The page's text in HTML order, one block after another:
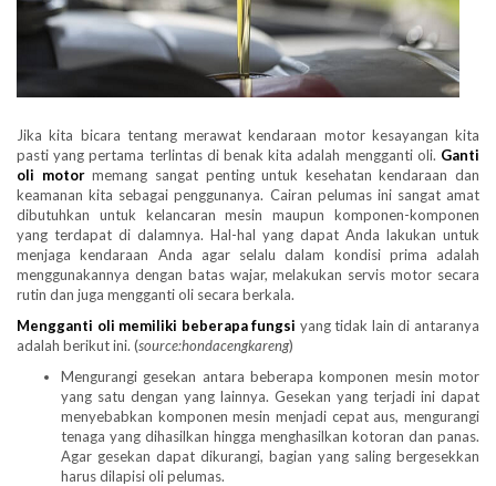
Jika kita bicara tentang merawat kendaraan motor kesayangan kita
pasti yang pertama terlintas di benak kita adalah mengganti oli. Ganti
oli motormemang sangat penting untuk kesehatan kendaraan dan
keamanan kita sebagai penggunanya. Cairan pelumas ini sangat amat
dibutuhkan untuk kelancaran mesin maupun komponen-komponen
yang terdapat di dalamnya. Hal-hal yang dapat Anda lakukan untuk
menjaga kendaraan Anda agar selalu dalam kondisi prima adalah
menggunakannya dengan batas wajar, melakukan servis motor secara
rutin dan juga mengganti oli secara berkala.
Mengganti oli memiliki beberapa fungsi yang tidak lain di antaranya
adalah berikut ini. (source:hondacengkareng)
Mengurangi gesekan antara beberapa komponen mesin motor
yang satu dengan yang lainnya. Gesekan yang terjadi ini dapat
menyebabkan komponen mesin menjadi cepat aus, mengurangi
tenaga yang dihasilkan hingga menghasilkan kotoran dan panas.
Agar gesekan dapat dikurangi, bagian yang saling bergesekkan
harus dilapisi oli pelumas.